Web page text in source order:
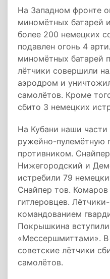
На Западном фронте
миномётных батарей
более 200 немецких
подавлен огонь 4
миномётных батарей
лётчики совершили
аэродром и
самолётов. Кроме
сбито 3 немецких
На Кубани наши
ружейно-пулемётную
противником.
Нижегородский и
истребили 79
Снайпер тов.
гитлеровцев.
командованием
Покрышкина
«Мессершмиттами».
советские лётчики
самолётов.